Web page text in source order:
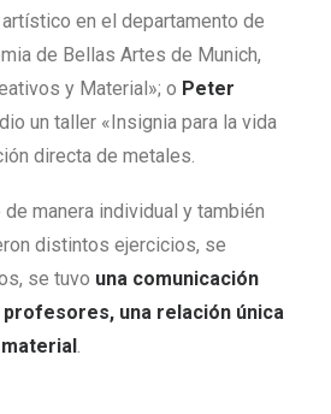
en el departamento de
de Bellas Artes de Munich,
y Material»; o Peter
un taller «Insignia para la vida
directa de metales.
manera individual y también
distintos ejercicios, se
se tuvo una comunicación
una relación única
.